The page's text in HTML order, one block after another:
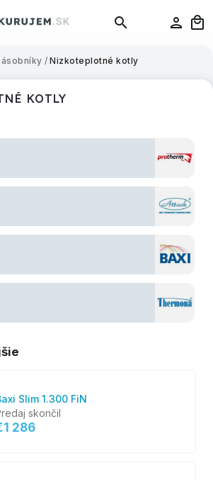
/ Nizkoteplotné kotly
KOTLY
Slim 1.300 FiN
skončil
286